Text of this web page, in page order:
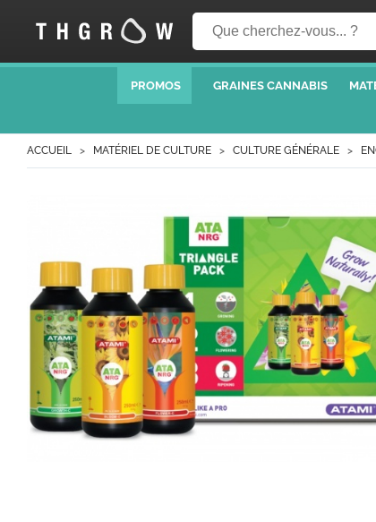
PROMOS GRAINES CANNABIS
ACCUEIL MATÉRIEL DE CULTURE CULTURE GÉNÉRALE